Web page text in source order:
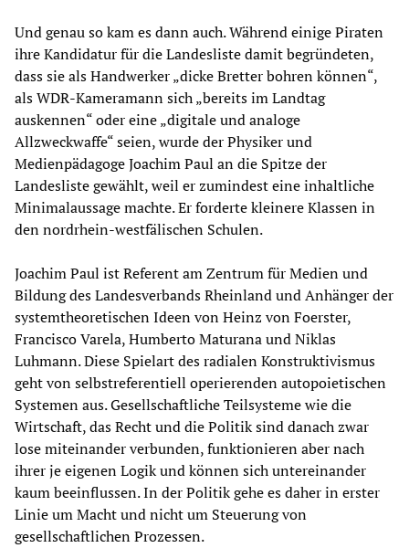
Und genau so kam es dann auch. Während einige Piraten
ihre Kandidatur für die Landesliste damit begründeten,
dass sie als Handwerker „dicke Bretter bohren können“,
als WDR-Kameramann sich „bereits im Landtag
auskennen“ oder eine „digitale und analoge
Allzweckwaffe“ seien, wurde der Physiker und
Medienpädagoge Joachim Paul an die Spitze der
Landesliste gewählt, weil er zumindest eine inhaltliche
Minimalaussage machte. Er forderte kleinere Klassen in
den nordrhein-westfälischen Schulen.
Joachim Paul ist Referent am Zentrum für Medien und
Bildung des Landesverbands Rheinland und Anhänger der
systemtheoretischen Ideen von Heinz von Foerster,
Francisco Varela, Humberto Maturana und Niklas
Luhmann. Diese Spielart des radialen Konstruktivismus
geht von selbstreferentiell operierenden autopoietischen
Systemen aus. Gesellschaftliche Teilsysteme wie die
Wirtschaft, das Recht und die Politik sind danach zwar
lose miteinander verbunden, funktionieren aber nach
ihrer je eigenen Logik und können sich untereinander
kaum beeinflussen. In der Politik gehe es daher in erster
Linie um Macht und nicht um Steuerung von
gesellschaftlichen Prozessen.